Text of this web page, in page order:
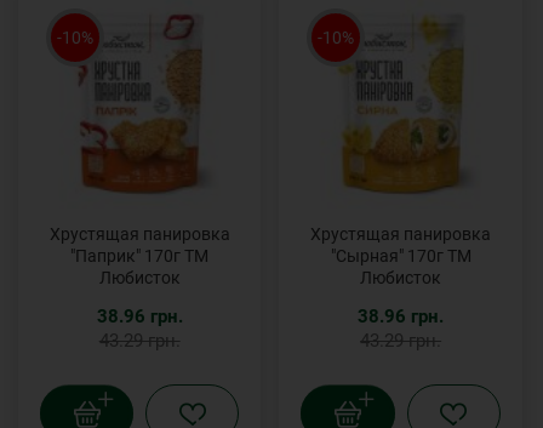
-10%
Хрустящая панировка
"Паприк" 170г ТМ
Любисток
38.96 грн.
43.29 грн.
-10%
Хрустящая панировка
"Сырная" 170г ТМ
Любисток
38.96 грн.
43.29 грн.